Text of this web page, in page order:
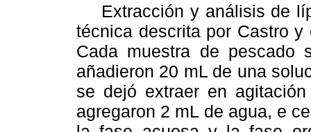
Extracción y análisis de
técnica descrita por Castro
Cada muestra de pescado
añadieron 20 mL de una
se dejó extraer en
agregaron 2 mL de agua, e